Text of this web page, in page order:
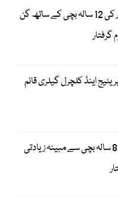
لاہور؛ قریبی رشتےدار کی 12 سالہ بچی کے ساتھ گن
گرفتار
اینڈ کلچرل گیلری قائم
علی پور: مسجد میں 8 سالہ بچی سے مبینہ زیادتی